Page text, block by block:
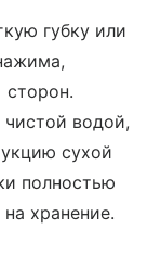
губку или
сторон.
водой,
сухой
полностью
хранение.